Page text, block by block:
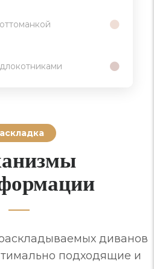
диванов
подходящие и